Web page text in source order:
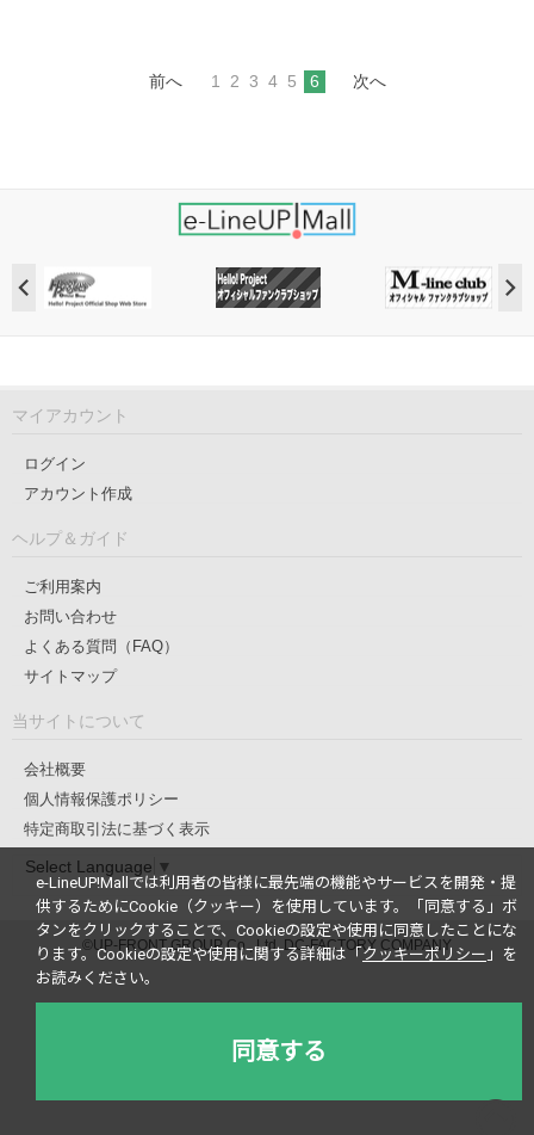
前へ 1 2 3 4 5 6 次へ
マイアカウント
ログイン
アカウント作成
ヘルプ＆ガイド
ご利用案内
お問い合わせ
よくある質問（FAQ）
サイトマップ
当サイトについて
会社概要
個人情報保護ポリシー
特定商取引法に基づく表示
Select Language ▼
©UP-FRONT GROUP Co., Ltd. DC-FACTORY COMPANY
e-LineUP!Mallでは利用者の皆様に最先端の機能やサービスを開発・提
供するためにCookie（クッキー）を使用しています。
「同意する」ボ
タンをクリックすることで、Cookieの設定や使用に同意したことにな
ります。Cookieの設定や使用に関する詳細は「 クッキーポリシー 」を
お読みください。
同意する